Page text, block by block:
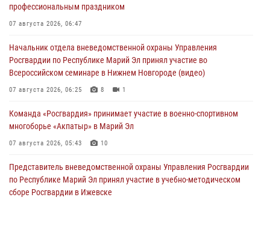
профессиональным праздником
07 августа 2026, 06:47
Начальник отдела вневедомственной охраны Управления
Росгвардии по Республике Марий Эл принял участие во
Всероссийском семинаре в Нижнем Новгороде (видео)
07 августа 2026, 06:25 8 1
Команда «Росгвардия» принимает участие в военно-спортивном
многоборье «Акпатыр» в Марий Эл
07 августа 2026, 05:43 10
Представитель вневедомственной охраны Управления Росгвардии
по Республике Марий Эл принял участие в учебно-методическом
сборе Росгвардии в Ижевске